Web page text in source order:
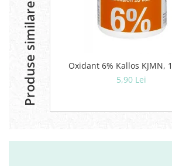
Produse similare
Oxidant 6% Kallos
5,90 Lei